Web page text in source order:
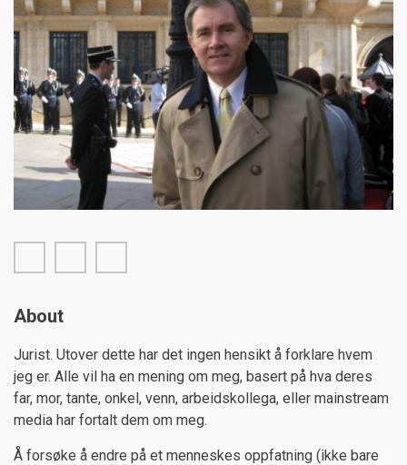
About
Jurist. Utover dette har det ingen hensikt å forklare hvem
jeg er. Alle vil ha en mening om meg, basert på hva deres
far, mor, tante, onkel, venn, arbeidskollega, eller mainstream
media har fortalt dem om meg.
Å forsøke å endre på et menneskes oppfatning (ikke bare